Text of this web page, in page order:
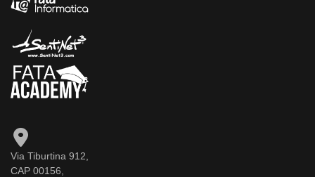
Via Tiburtina 912,
CAP 00156,